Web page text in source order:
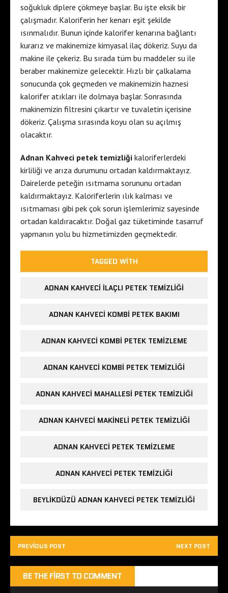
soğukluk diplere çökmeye başlar. Bu işte eksik bir
çalışmadır. Kaloriferin her kenarı eşit şekilde
ısınmalıdır. Bunun içinde kalorifer kenarına bağlantı
kurarız ve makinemize kimyasal ilaç dökeriz. Suyu da
makine ile çekeriz. Bu sırada tüm bu maddeler su ile
beraber makinemize gelecektir. Hızlı bir çalkalama
sonucunda çok geçmeden ve makinemizin haznesi
kalorifer atıkları ile dolmaya başlar. Sonrasında
makinemizin filtresini çıkartır ve tuvaletin içerisine
dökeriz. Çalışma sırasında koyu olan su açılmış
olacaktır.
Adnan Kahveci petek temizliği kaloriferlerdeki
kirliliği ve arıza durumunu ortadan kaldırmaktayız.
Dairelerde peteğin ısıtmama sorununu ortadan
kaldırmaktayız. Kaloriferlerin ılık kalması ve
ısıtmaması gibi pek çok sorun işlemlerimiz sayesinde
ortadan kaldıracaktır. Doğal gaz tüketiminde tasarruf
yapmanın yolu bu hizmetimizden geçmektedir.
TAGGED WITH
ADNAN KAHVECI ILAÇLI PETEK TEMIZLIĞI
ADNAN KAHVECI KOMBI PETEK BAKIMI
ADNAN KAHVECI KOMBI PETEK TEMIZLEME
ADNAN KAHVECI KOMBI PETEK TEMIZLIĞI
ADNAN KAHVECI MAHALLESI PETEK TEMIZLIĞI
ADNAN KAHVECI MAKINELI PETEK TEMIZLIĞI
ADNAN KAHVECI PETEK TEMIZLEME
ADNAN KAHVECI PETEK TEMIZLIĞI
BEYLIKDÜZÜ ADNAN KAHVECI PETEK TEMIZLIĞI
PREVIOUS POST NEXT POST
BE THE FIRST TO COMMENT